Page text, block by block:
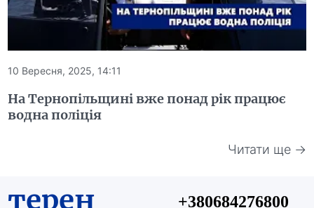
10 Вересня, 2025, 14:11
На Тернопільщині вже понад рік працює
водна поліція
Читати ще →
терен +380684276800